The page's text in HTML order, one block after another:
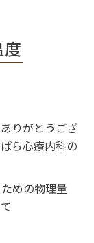
りがとうござ
ら心療内科の
めの物理量